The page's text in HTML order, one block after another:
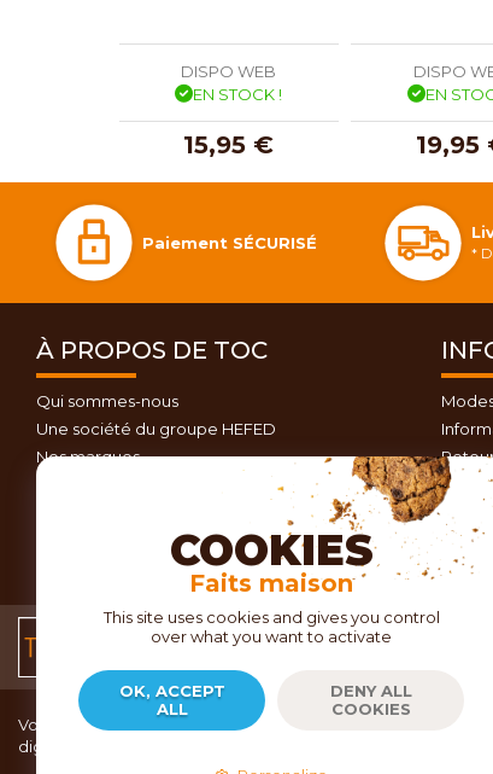
DISPO WEB
EN STOCK !
15,95 €
DISPO
EN
19,95
Paiement SÉCURISÉ
*
À PROPOS DE TOC
Qui sommes-nous
Une société du groupe HEFED
Nos marques
Nos
Conditions générales
Vous recherchez du matériel de cuisine pour concocter de
dignes d’un grand chef ?
COOKIES
Faits maison
This site uses cookies and gives you control
over what you want to activate
OK, ACCEPT
ALL
DENY ALL
COOKIES